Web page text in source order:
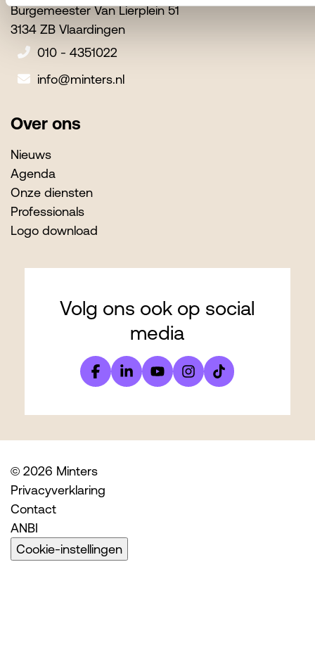
Burgemeester Van Lierplein 51
3134 ZB Vlaardingen
010 - 4351022
info@minters.nl
Over ons
Nieuws
Agenda
Onze diensten
Professionals
Logo download
Volg ons ook op social
media
© 2026 Minters
Privacyverklaring
Contact
ANBI
Cookie-instellingen